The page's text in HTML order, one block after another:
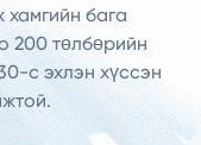
хамгийн бага
200 төлбөрийн
с эхлэн хүссэн